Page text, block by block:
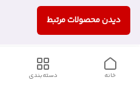
دیدن محصولات مرتبط
دسته‌بندی خانه